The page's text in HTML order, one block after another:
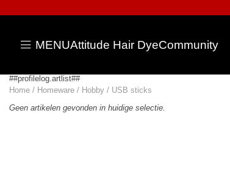
MENUAttitude Hair DyeCommunity
##profilelog.artlist##
Home / Homeware / Hobby / USB sticks
Geen artikelen gevonden in huidige selectie.